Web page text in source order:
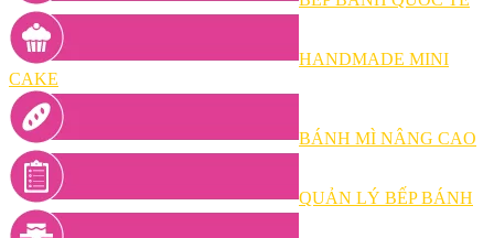
HANDMADE MINI
CAKE
BÁNH MÌ NÂNG CAO
QUẢN LÝ BẾP BÁNH